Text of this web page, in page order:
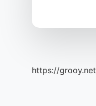
https://grooy.net